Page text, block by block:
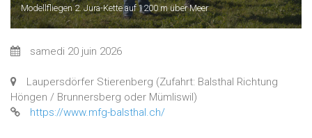
Modellfliegen 2. Jura-Kette auf 1200 m über Meer
samedi 20 juin 2026
Laupersdörfer Stierenberg (Zufahrt: Balsthal Richtung
Höngen / Brunnersberg oder Mümliswil)
https://www.mfg-balsthal.ch/